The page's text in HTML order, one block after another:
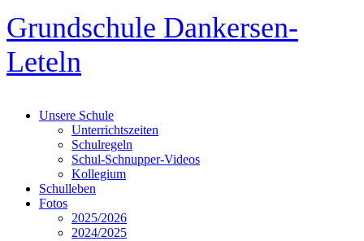
Grundschule Dankersen-
Leteln
Unsere Schule
Unterrichtszeiten
Schulregeln
Schul-Schnupper-Videos
Kollegium
Schulleben
Fotos
2025/2026
2024/2025